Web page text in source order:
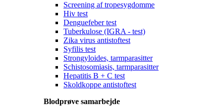
Screening af tropesygdomme
Hiv test
Denguefeber test
Tuberkulose (IGRA - test)
Zika virus antistoftest
Syfilis test
Strongyloides, tarmparasitter
Schistosomiasis, tarmparasitter
Hepatitis B + C test
Skoldkoppe antistoftest
Blodprøve samarbejde